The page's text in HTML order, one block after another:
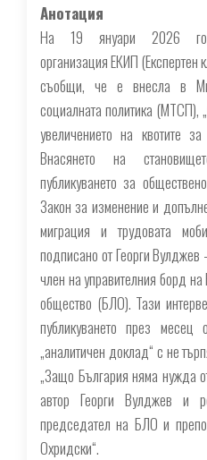
Анотация
На 19 януари 2026
организация ЕКИП (Експертен
съобщи, че е внесла в
социалната политика (МТСП),
увеличeнието на квотите
Внасянето на
публикуването за
Закон за изменение и
миграция и трудовата
подписано от Георги
член на управителния борд на
общество (БЛО). Тази
публикуването през
„аналитичен доклад“ с не
„Защо България няма нужда
автор Георги Вулджев и
председател на БЛО и
Охридски“.